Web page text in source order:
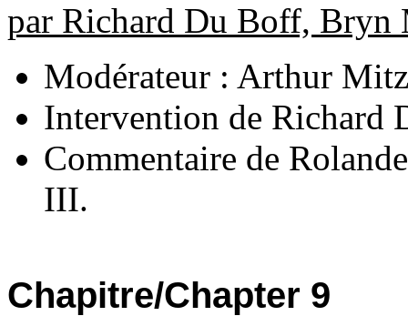
par Richard Du Boff, Bryn
Modérateur : Arthur
Intervention de Richard
Commentaire de
III.
Chapitre/Chapter 9